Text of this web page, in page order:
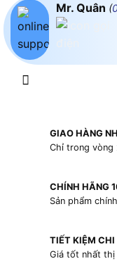
Mr. Quân (
GIAO HÀNG
Chỉ trong vòng
CHÍNH HÃNG
Sản phẩm
TIẾT KIỆM CHI
Giá tốt nhất thị